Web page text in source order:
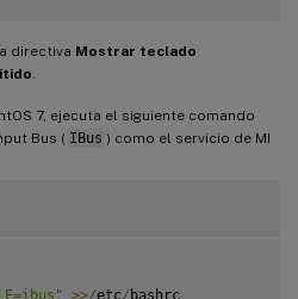
directiva Mostrar teclado
.
7, ejecuta el siguiente comando
Bus ( IBus ) como el servicio de MI
>>/etc/ bashrc